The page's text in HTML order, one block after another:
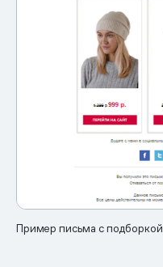
Пример письма с